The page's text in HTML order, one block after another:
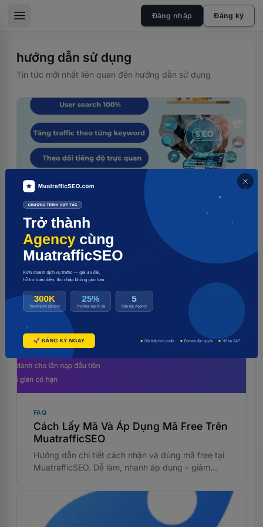
Đăng nhập Đăng ký
hướng dẫn sử dụng
Tin tức mới nhất liên quan đến hướng dẫn sử dụng
FAQ
Cách Mua Traffic Tự Nhiên Trên
MuatrafficSEO
Hướng dẫn cách tạo chiến dịch traffic organic:
FAQ
Cách Lấy Mã Và Áp Dụng Mã Free Trên
MuatrafficSEO
Hướng dẫn chi tiết cách nhận và dùng mã free tại
MuatrafficSEO. Dễ làm, nhanh áp dụng – giảm